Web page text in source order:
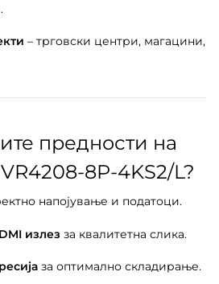
– трговски центри, магацини,
предности на
8P-4KS2/L?
напојување и податоци.
излез за квалитетна слика.
за оптимално складирање.